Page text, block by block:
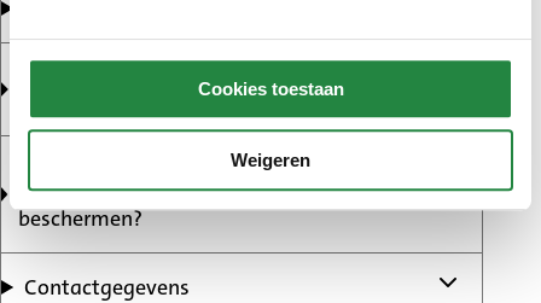
Cookies toestaan
Weigeren
Maakt de gemeente gebruik van een algoritme
en/of automatische besluitvorming?
Welke beveiligingsmaatregelen worden
genomen om uw persoonsgegevens te
beschermen?
Contactgegevens